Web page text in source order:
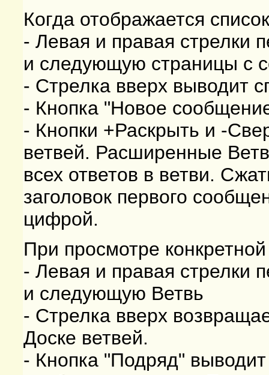
Когда отображается
- Левая и правая стрелки
и следующую страницы с
- Стрелка вверх выводит
- Кнопка "Новое
- Кнопки +Раскрыть и -
ветвей. Расширенные
всех ответов в ветви.
заголовок первого
цифрой.
При просмотре
- Левая и правая стрелки
и следующую Ветвь
- Стрелка вверх
Доске ветвей.
- Кнопка "Подряд"